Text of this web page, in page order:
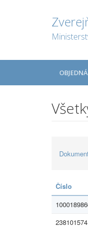
Číslo
238101574